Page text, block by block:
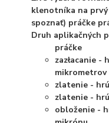
klenotníka na
spoznať) práčke
Druh aplikačných
práčke
zazłacanie -
mikrometrov
zlatenie -
zlatenie -
obloženie -